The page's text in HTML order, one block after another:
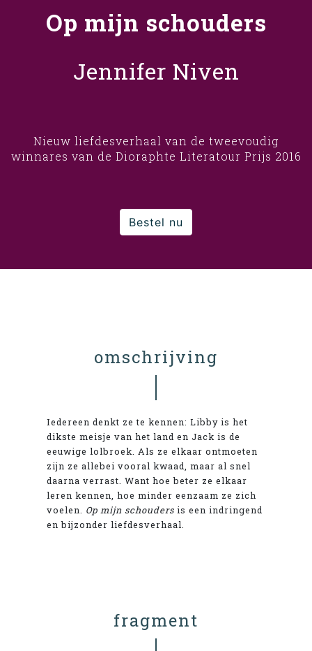
Op mijn schouders
Jennifer Niven
Nieuw liefdesverhaal van de tweevoudig
winnares van de Dioraphte Literatour Prijs 2016
Bestel nu
omschrijving
Iedereen denkt ze te kennen: Libby is het
dikste meisje van het land en Jack is de
eeuwige lolbroek. Als ze elkaar ontmoeten
zijn ze allebei vooral kwaad, maar al snel
daarna verrast. Want hoe beter ze elkaar
leren kennen, hoe minder eenzaam ze zich
voelen. Op mijn schouders is een indringend
en bijzonder liefdesverhaal.
fragment